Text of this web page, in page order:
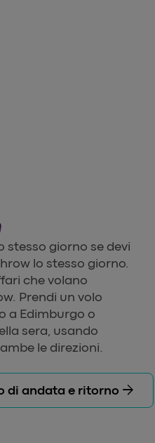
stesso giorno se devi
lo stesso giorno.
che volano
Prendi un volo
a Edimburgo o
sera, usando
le direzioni.
di andata e ritorno arrow_forward